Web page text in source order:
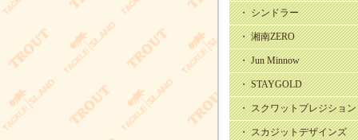
・ シンドラー
・ 湘南ZERO
・ Jun Minnow
・ STAYGOLD
・ スクワットプレジション
・ スカジットデザインズ